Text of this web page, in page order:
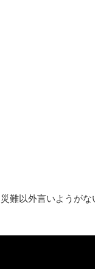
ｗ
題にwwww
です
難以外言いようがな